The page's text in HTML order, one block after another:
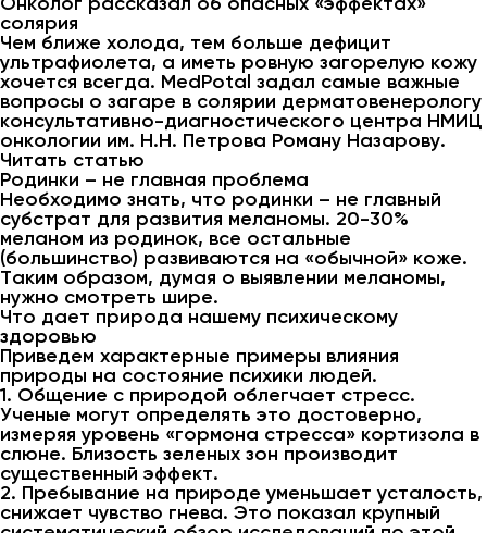
солярия
Чем ближе холода, тем больше дефицит
ультрафиолета, а иметь ровную загорелую кожу
хочется всегда. MedPotal задал самые важные
вопросы о загаре в солярии дерматовенерологу
консультативно-диагностического центра НМИЦ
онкологии им. Н.Н. Петрова Роману Назарову.
Читать статью
Родинки – не главная проблема
Необходимо знать, что родинки – не главный
субстрат для развития меланомы. 20-30%
меланом из родинок, все остальные
(большинство) развиваются на «обычной» коже.
Таким образом, думая о выявлении меланомы,
нужно смотреть шире.
Что дает природа нашему психическому
здоровью
Приведем характерные примеры влияния
природы на состояние психики людей.
1. Общение с природой облегчает стресс.
Ученые могут определять это достоверно,
измеряя уровень «гормона стресса» кортизола в
слюне. Близость зеленых зон производит
существенный эффект.
2. Пребывание на природе уменьшает усталость,
снижает чувство гнева. Это показал крупный